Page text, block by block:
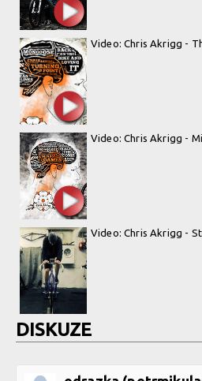
Video: Chris Akrigg -
Video: Chris Akrigg -
Video: Chris Akrigg -
DISKUZE